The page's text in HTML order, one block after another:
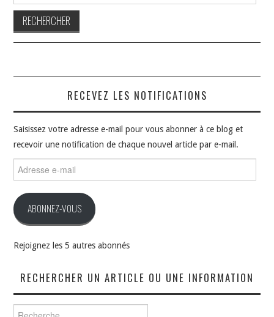
RECEVEZ LES NOTIFICATIONS
Saisissez votre adresse e-mail pour vous abonner à ce blog et
recevoir une notification de chaque nouvel article par e-mail.
e-
ABONNEZ-VOUS
Rejoignez les 5 autres abonnés
RECHERCHER UN ARTICLE OU UNE INFORMATION